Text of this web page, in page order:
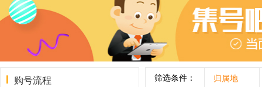
购号流程 筛选条件： 归属地